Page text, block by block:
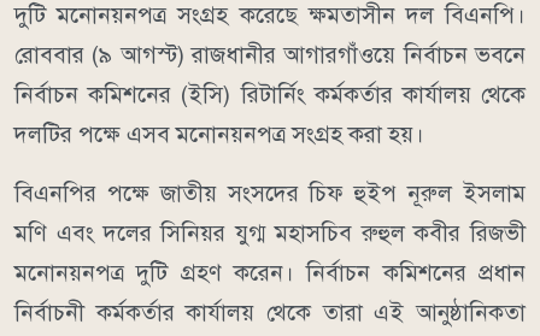
দুটি মনোনয়নপত্র সংগ্রহ করেছে ক্ষমতাসীন দল বিএনপি।
রোববার (৯ আগস্ট) রাজধানীর আগারগাঁওয়ে নির্বাচন ভবনে
নির্বাচন কমিশনের (ইসি) রিটার্নিং কর্মকর্তার কার্যালয় থেকে
দলটির পক্ষে এসব মনোনয়নপত্র সংগ্রহ করা হয়।
বিএনপির পক্ষে জাতীয় সংসদের চিফ হুইপ নূরুল ইসলাম
মণি এবং দলের সিনিয়র যুগ্ম মহাসচিব রুহুল কবীর রিজভী
মনোনয়নপত্র দুটি গ্রহণ করেন। নির্বাচন কমিশনের প্রধান
নির্বাচনী কর্মকর্তার কার্যালয় থেকে তারা এই আনুষ্ঠানিকতা